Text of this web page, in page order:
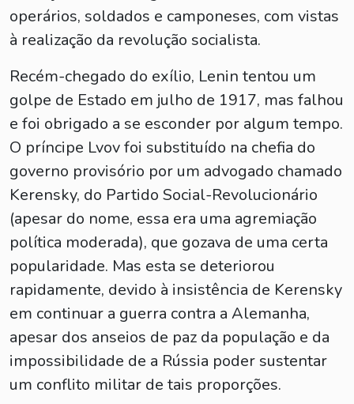
operários, soldados e camponeses, com vistas
à realização da revolução socialista.
Recém-chegado do exílio, Lenin tentou um
golpe de Estado em julho de 1917, mas falhou
e foi obrigado a se esconder por algum tempo.
O príncipe Lvov foi substituído na chefia do
governo provisório por um advogado chamado
Kerensky, do Partido Social-Revolucionário
(apesar do nome, essa era uma agremiação
política moderada), que gozava de uma certa
popularidade. Mas esta se deteriorou
rapidamente, devido à insistência de Kerensky
em continuar a guerra contra a Alemanha,
apesar dos anseios de paz da população e da
impossibilidade de a Rússia poder sustentar
um conflito militar de tais proporções.